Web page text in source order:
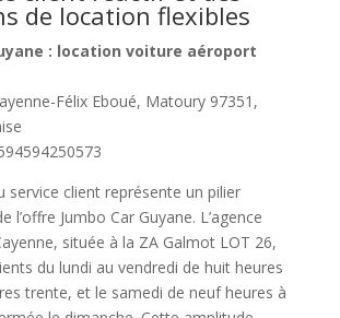
de location flexibles
: location voiture aéroport
Félix Eboué, Matoury 97351,
service client représente un pilier
l’offre Jumbo Car Guyane. L’agence
située à la ZA Galmot LOT 26,
du lundi au vendredi de huit heures
trente, et le samedi de neuf heures à